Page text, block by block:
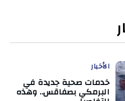
الأخبار
خدمات صحية جديدة في
البرمكي بصفاقس.. وهذه